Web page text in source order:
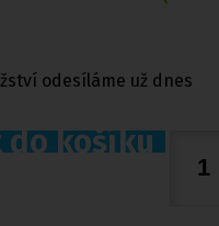
odesíláme už dnes
do košíku